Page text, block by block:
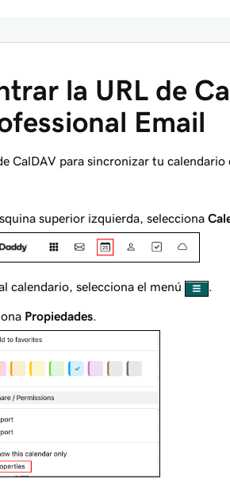
la URL de
Email
CalDAV para sincronizar tu
superior izquierda, selecciona
calendario, selecciona el menú .
Propiedades